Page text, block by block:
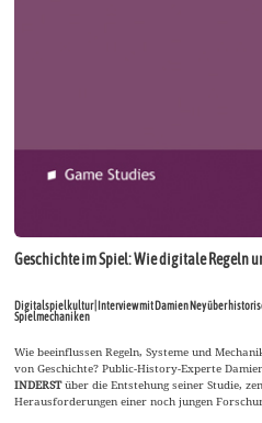
Geschichte im Spiel: Wie digitale Regeln
Digitalspielkultur | Interview mit Damien Ney über
Spielmechaniken
Wie beeinflussen Regeln, Systeme und
von Geschichte? Public-History-Experte
INDERSTüber die Entstehung seiner Studie,
Herausforderungen einer noch jungen